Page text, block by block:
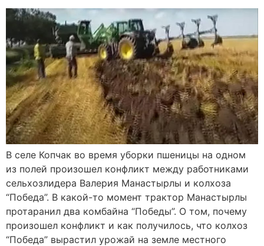
В селе Копчак во время уборки пшеницы на одном
из полей произошел конфликт между работниками
сельхозлидера Валерия Манастырлы и колхоза
“Победа”. В какой-то момент трактор Манастырлы
протаранил два комбайна “Победы”. О том, почему
произошел конфликт и как получилось, что колхоз
“Победа” вырастил урожай на земле местного